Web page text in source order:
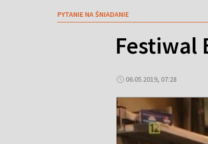
PYTANIE NA ŚNIADANIE
Festiwal
06.05.2019, 07:28